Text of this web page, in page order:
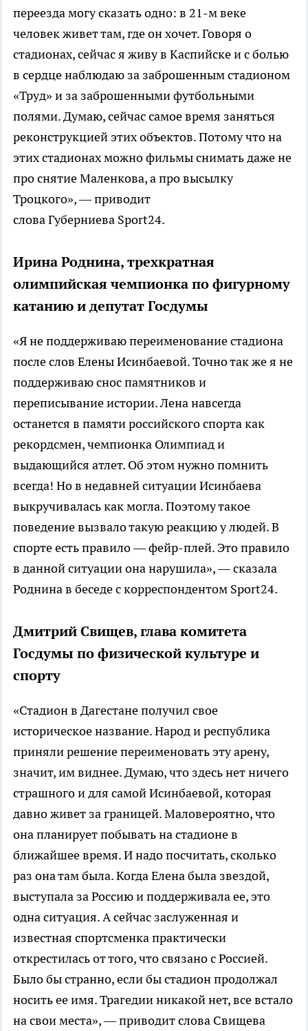
переезда могу сказать одно: в 21-м веке
человек живет там, где он хочет. Говоря о
стадионах, сейчас я живу в Каспийске и с болью
в сердце наблюдаю за заброшенным стадионом
«Труд» и за заброшенными футбольными
полями. Думаю, сейчас самое время заняться
реконструкцией этих объектов. Потому что на
этих стадионах можно фильмы снимать даже не
про снятие Маленкова, а про высылку
Троцкого», — приводит
слова Губерниева Sport24.
Ирина Роднина, трехкратная
олимпийская чемпионка по фигурному
катанию и депутат Госдумы
«Я не поддерживаю переименование стадиона
после слов Елены Исинбаевой. Точно так же я не
поддерживаю снос памятников и
переписывание истории. Лена навсегда
останется в памяти российского спорта как
рекордсмен, чемпионка Олимпиад и
выдающийся атлет. Об этом нужно помнить
всегда! Но в недавней ситуации Исинбаева
выкручивалась как могла. Поэтому такое
поведение вызвало такую реакцию у людей. В
спорте есть правило — фейр-плей. Это правило
в данной ситуации она нарушила», — сказала
Роднина в беседе с корреспондентом Sport24.
Дмитрий Свищев, глава комитета
Госдумы по физической культуре и
спорту
«Стадион в Дагестане получил свое
историческое название. Народ и республика
приняли решение переименовать эту арену,
значит, им виднее. Думаю, что здесь нет ничего
страшного и для самой Исинбаевой, которая
давно живет за границей. Маловероятно, что
она планирует побывать на стадионе в
ближайшее время. И надо посчитать, сколько
раз она там была. Когда Елена была звездой,
выступала за Россию и поддерживала ее, это
одна ситуация. А сейчас заслуженная и
известная спортсменка практически
открестилась от того, что связано с Россией.
Было бы странно, если бы стадион продолжал
носить ее имя. Трагедии никакой нет, все встало
на свои места», — приводит слова Свищева